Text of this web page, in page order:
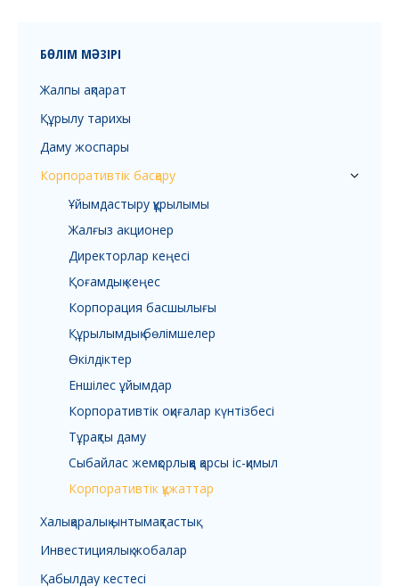
БӨЛІМ МӘЗІРІ
Жалпы ақпарат
Құрылу тарихы
Даму жоспары
Корпоративтік басқару
Ұйымдастыру құрылымы
Жалғыз акционер
Директорлар кеңесі
Қоғамдық кеңес
Корпорация басшылығы
Құрылымдық бөлімшелер
Өкілдіктер
Еншілес ұйымдар
Корпоративтік оқиғалар күнтізбесі
Тұрақты даму
Сыбайлас жемқорлыққа қарсы іс-қимыл
Корпоративтік құжаттар
Халықаралық ынтымақтастық
Инвестициялық жобалар
Қабылдау кестесі